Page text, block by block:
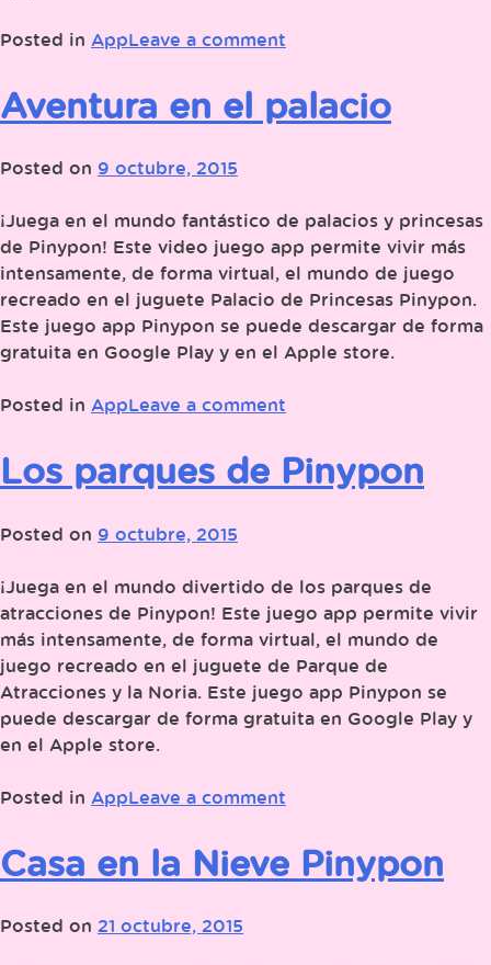
Posted in AppLeave a comment
Aventura en el palacio
Posted on 9 octubre, 2015
¡Juega en el mundo fantástico de palacios y princesas
de Pinypon! Este video juego app permite vivir más
intensamente, de forma virtual, el mundo de juego
recreado en el juguete Palacio de Princesas Pinypon.
Este juego app Pinypon se puede descargar de forma
gratuita en Google Play y en el Apple store.
Posted in AppLeave a comment
Los parques de Pinypon
Posted on 9 octubre, 2015
¡Juega en el mundo divertido de los parques de
atracciones de Pinypon! Este juego app permite vivir
más intensamente, de forma virtual, el mundo de
juego recreado en el juguete de Parque de
Atracciones y la Noria. Este juego app Pinypon se
puede descargar de forma gratuita en Google Play y
en el Apple store.
Posted in AppLeave a comment
Casa en la Nieve Pinypon
Posted on 21 octubre, 2015